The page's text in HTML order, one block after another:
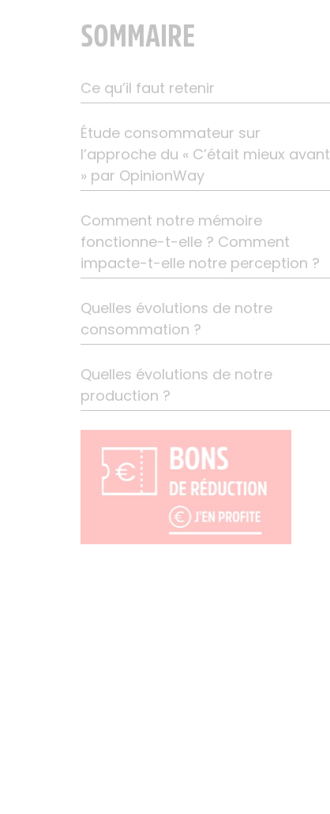
SOMMAIRE
Ce qu’il faut retenir
Étude consommateur sur
l’approche du « C’était mieux avant
» par OpinionWay
Comment notre mémoire
fonctionne-t-elle ? Comment
impacte-t-elle notre perception ?
Quelles évolutions de notre
consommation ?
Quelles évolutions de notre
production ?